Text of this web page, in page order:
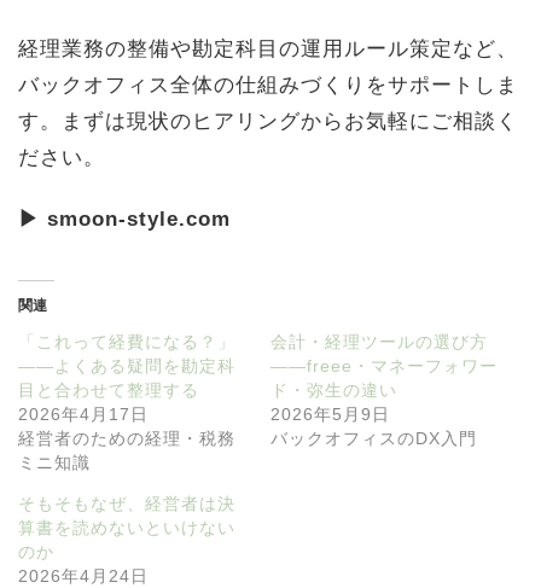
経理業務の整備や勘定科目の運用ルール策定など、
バックオフィス全体の仕組みづくりをサポートしま
す。まずは現状のヒアリングからお気軽にご相談く
ださい。
▶ smoon-style.com
関連
「これって経費になる？」
——よくある疑問を勘定科
目と合わせて整理する
2026年4月17日
経営者のための経理・税務
ミニ知識
会計・経理ツールの選び方
——freee・マネーフォワー
ド・弥生の違い
2026年5月9日
バックオフィスのDX入門
そもそもなぜ、経営者は決
算書を読めないといけない
のか
2026年4月24日